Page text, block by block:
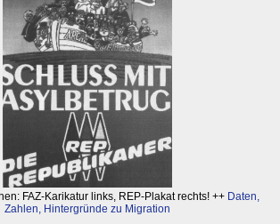
FAZ-Karikatur links, REP-Plakat rechts! ++ Daten,
Zahlen, Hintergründe zu Migration